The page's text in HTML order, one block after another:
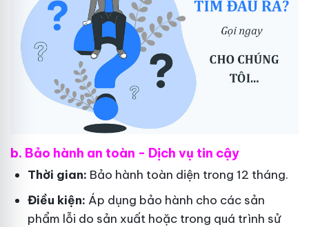
b. Bảo hành an toàn - Dịch vụ tin cậy
Thời gian: Bảo hành toàn diện trong 12 tháng.
Điều kiện: Áp dụng bảo hành cho các sản
phẩm lỗi do sản xuất hoặc trong quá trình sử